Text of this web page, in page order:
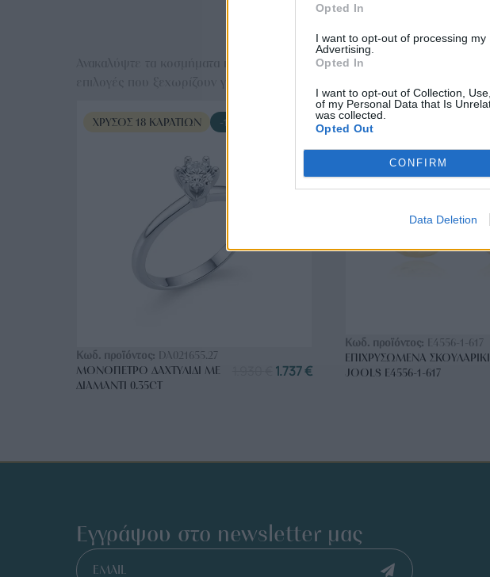
Opted In
I want to opt-out of processing
Advertising.
Opted In
I want to opt-out of Collection,
of my Personal Data that Is
was collected.
Opted Out
CONFIRM
Data Deletion
Ανακαλύψτε τα κοσμήματα που αγαπήθηκαν περισσότερο! Εδώ θα βρείτε τις
ΧΡΥΣΌΣ 18 ΚΑΡΑΤΊΩΝ -10%
Κωδ. προϊόντος: DA021655.27
ΜΟΝΌΠΕΤΡΟ ΔΑΧΤΥΛΊΔΙ ΜΕ
ΔΙΑΜΆΝΤΙ 0.35CT
1.737€
BRASS
Κωδ. προϊόντος: E4556-1-617
ΕΠΙΧΡΥΣΩΜΈΝΑ
JOOLS E4556-1-617
Εγγράψου στο newsletter μας
EMAIL